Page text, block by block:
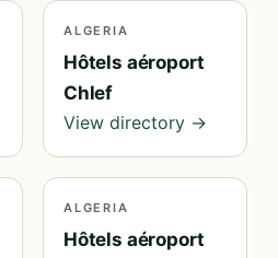
ALGERIA
Hôtels aéroport
Chlef
View directory →
ALGERIA
Hôtels aéroport